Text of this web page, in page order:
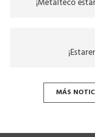
¡Metalteco
MÁS